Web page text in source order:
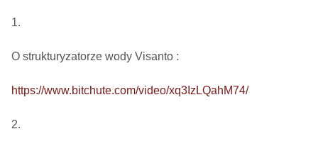
1.
O strukturyzatorze wody Visanto :
https://www.bitchute.com/video/xq3IzLQahM74/
2.